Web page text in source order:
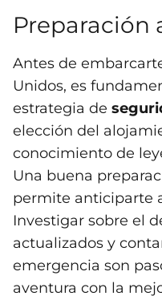
Preparación
Antes de
Unidos, es
estrategia de
elección del
conocimiento de
Una buena
permite anticiparte
Investigar sobre el
actualizados y
emergencia son
aventura con la